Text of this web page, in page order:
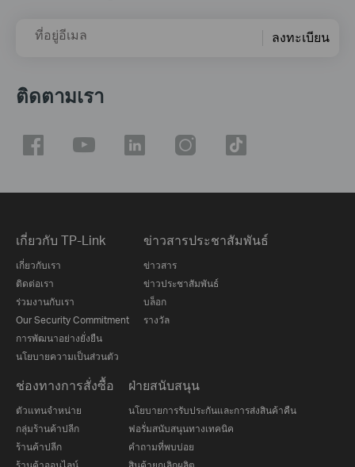
ที่อยู่อีเมล ลงทะเบียน
ติดตามเรา
เกี่ยวกับ TP-Link
เกี่ยวกับเรา
ติดต่อเรา
ร่วมงานกับเรา
Our Security Commitment
การพัฒนาอย่างยั่งยืน
นโยบายความเป็นส่วนตัว
ข่าวสารประชาสัมพันธ์
ข่าวสาร
ข่าวประชาสัมพันธ์
บล็อก
รางวัล
ช่องทางการสั่งซื้อ
ตัวแทนจำหน่าย
กลุ่มร้านค้าปลีก
ร้านค้าปลีก
ฝ่ายสนับสนุน
นโยบายการรับประกันและการส่งสินค้าคืน
ฟอรั่มสนับสนุนทางเทคนิค
คำถามที่พบบ่อย